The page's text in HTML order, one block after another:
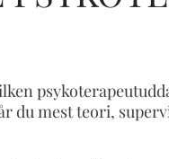
du mest teori,